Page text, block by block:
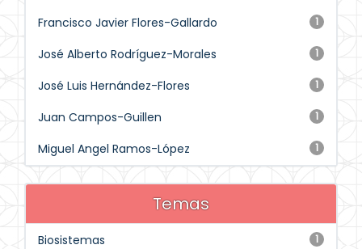
1
Francisco Javier Flores-Gallardo
1
José Alberto Rodríguez-Morales
1
José Luis Hernández-Flores
1
Juan Campos-Guillen
1
Miguel Angel Ramos-López
Temas
1
Biosistemas